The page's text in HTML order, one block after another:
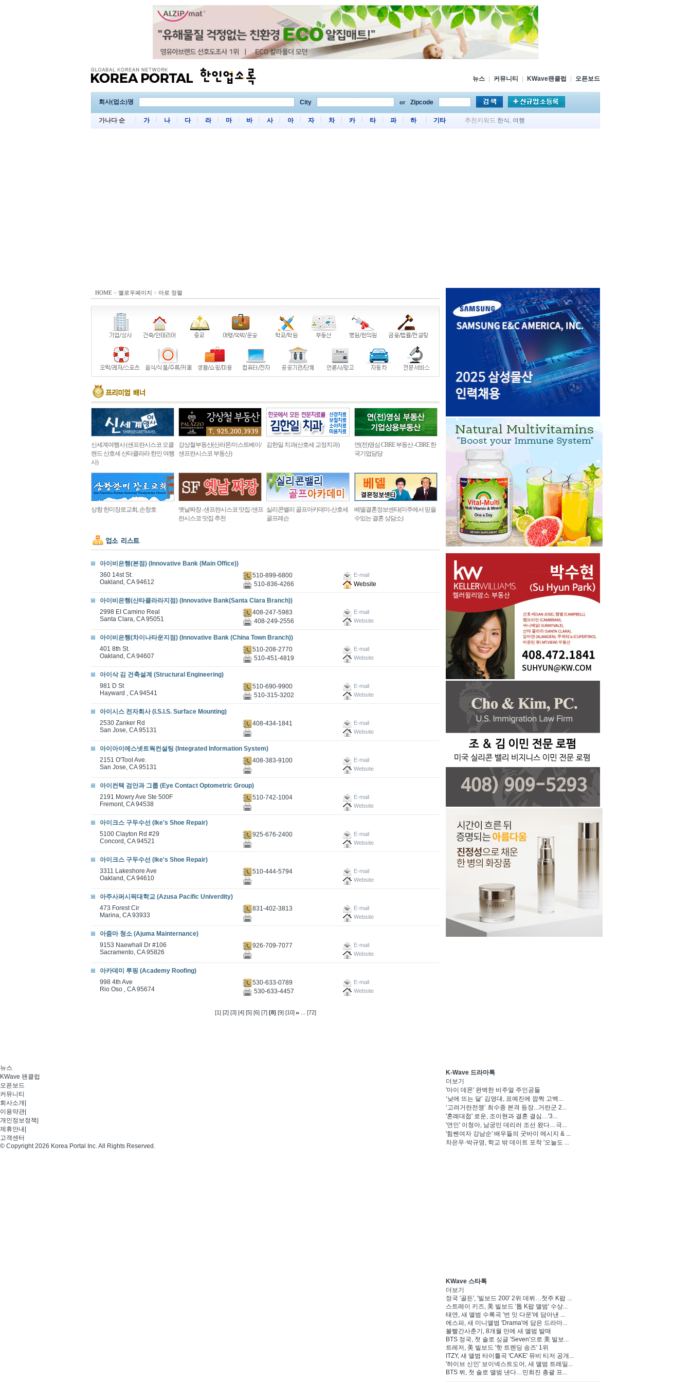
뉴스 커뮤니티 KWave팬클럽 오픈보드
회사(업소)명 City or Zipcode
가나다 순 가 나 다 라 마 바 사 아 자 차 카 타 파 하 기타 추천키워드 한식 , 여행
HOME > 옐로우페이지 > 아로 정렬
신세계여행사 (샌프란시스코 오클
랜드 산호세 산타클라라 한인 여행
사)
강상철부동산(산라몬/이스트베이/
샌프란시스코 부동산)
김한일 치과(산호세 교정치과)
연(전)영심 CBRE 부동산 -CBRE 한
국기업담당
상항 한미장로교회, 손창호
옛날짜장 -샌프란시스코 맛집 /샌프
란시스코 맛집 추천
실리콘밸리 골프아카데미-산호세
골프레슨
베델결혼정보센타(미주에서 믿을
수있는 결혼 상담소)
아이비은행(본점) (Innovative Bank (Main Office))
360 14st St.
Oakland, CA 94612
510-899-6800 E-mail
510-836-4266 Website
아이비은행(산타클라라지점) (Innovative Bank(Santa Clara Branch))
2998 EI Camino Real
Santa Clara, CA 95051
408-247-5983 E-mail
408-249-2556 Website
아이비은행(차이나타운지점) (Innovative Bank (China Town Branch))
401 8th St.
Oakland, CA 94607
510-208-2770 E-mail
510-451-4819 Website
아이삭 김 건축설계 (Structural Engineering)
981 D St
Hayward , CA 94541
510-690-9900 E-mail
510-315-3202 Website
아이시스 전자회사 (I.S.I.S. Surface Mounting)
2530 Zanker Rd
San Jose, CA 95131
408-434-1841
E-mail
Website
아이아이에스넷트웍컨설팅 (Integrated Information System)
2151 O'Tool Ave.
San Jose, CA 95131
408-383-9100
E-mail
Website
아이컨택 검안과 그룹 (Eye Contact Optometric Group)
2191 Mowry Ave Ste 500F
Fremont, CA 94538
510-742-1004
E-mail
Website
아이크스 구두수선 (Ike's Shoe Repair)
5100 Clayton Rd #29
Concord, CA 94521
925-676-2400
E-mail
Website
아이크스 구두수선 (Ike's Shoe Repair)
3311 Lakeshore Ave
Oakland, CA 94610
510-444-5794
E-mail
Website
아주사퍼시픽대학교 (Azusa Pacific Univerdity)
473 Forest Cir
Marina, CA 93933
831-402-3813
E-mail
Website
아줌마 청소 (Ajuma Mainternance)
9153 Naewhall Dr #106
Sacramento, CA 95826
926-709-7077
E-mail
Website
아카데미 루핑 (Academy Roofing)
998 4th Ave
Rio Oso , CA 95674
530-633-0789 E-mail
530-633-4457 Website
[1] [2] [3] [4] [5] [6] [7] [8] [9] [10] ... [72]
K-Wave 드라마톡
더보기
'마이 데몬' 완벽한 비주얼 주인공들
‘낮에 뜨는 달’ 김영대, 표예진에 깜짝 고백...
‘고려거란전쟁’ 최수종 본격 등장...거란군 2...
'혼례대첩' 로운, 조이현과 결혼 결심…'3...
'연인' 이청아, 남궁민 데리러 조선 왔다…극...
'힘쎈여자 강남순' 배우들의 굿바이 메시지 & ...
차은우·박규영, 학교 밖 데이트 포착 '오늘도 ...
KWave 스타톡
더보기
정국 '골든', '빌보드 200' 2위 데뷔…첫주 K팝 ...
스트레이 키즈, 美 빌보드 '톱 K팝 앨범' 수상...
태연, 새 앨범 수록곡 '번 잇 다운'에 담아낸 ...
에스파, 새 미니앨범 'Drama'에 담은 드라마...
볼빨간사춘기, 8개월 만에 새 앨범 발매
BTS 정국, 첫 솔로 싱글 'Seven'으로 美 빌보...
트레저, 美 빌보드 '핫 트렌딩 송즈' 1위
ITZY, 새 앨범 타이틀곡 'CAKE' 뮤비 티저 공개...
'하이브 신인' 보이넥스트도어, 새 앨범 트레일...
BTS 뷔, 첫 솔로 앨범 낸다…민희진 총괄 프...
뉴스
KWave 팬클럽
오픈보드
커뮤니티
회사소개
이용약관
개인정보정책
제휴안내
고객센터
© Copyright 2026 Korea Portal Inc. All Rights Reserved.